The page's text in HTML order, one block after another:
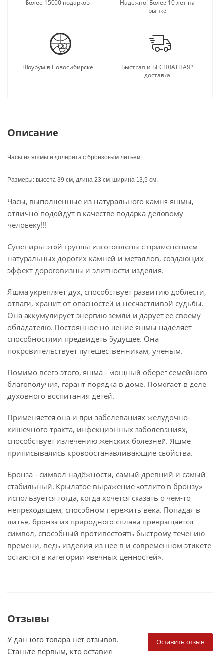
Более 15000 подарков
Надежно! Более 10 лет на
рынке
Шоурум в Новосибирске
Быстрая и БЕСПЛАТНАЯ*
доставка
Описание
Часы из яшмы и долерита с бронзовым литьем.
Размеры: высота 39 см, длина 23 см, ширина 13,5 см.
Часы, выполненные из натурального камня яшмы,
отлично подойдут в качестве подарка деловому
человеку!!!
Сувениры этой группы изготовлены с применением
натуральных дорогих камней и металлов, создающих
эффект дороговизны и элитности изделия.
Яшма укрепляет дух, способствует развитию доблести,
отваги, хранит от опасностей и несчастливой судьбы.
Она аккумулирует энергию земли и дарует ее своему
обладателю. Постоянное ношение яшмы наделяет
способностями предвидеть будущее. Она
покровительствует путешественникам, ученым.
Помимо всего этого, яшма - мощный оберег семейного
благополучия, гарант порядка в доме. Помогает в деле
духовного воспитания детей.
Применяется она и при заболеваниях желудочно-
кишечного тракта, инфекционных заболеваниях,
способствует излечению женских болезней. Яшме
приписывались кровоостанавливающие свойства.
Бронза - символ надёжности, самый древний и самый
стабильный..Крылатое выражение «отлито в бронзу»
используется тогда, когда хочется сказать о чем-то
непреходящем, способном пережить века. Попадая в
литье, бронза из природного сплава превращается
символ, способный противостоять быстрому течению
времени, ведь изделия из нее в и современном этикете
остаются в категории «вечных ценностей».
Отзывы
Оставить отзыв
У данного товара нет отзывов.
Станьте первым, кто оставил